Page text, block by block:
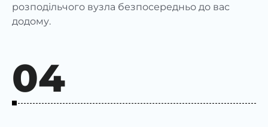
розподільчого вузла безпосередньо до вас
додому.
04